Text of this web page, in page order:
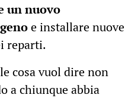
un nuovo
e installare nuove
reparti.
cosa vuol dire non
a chiunque abbia